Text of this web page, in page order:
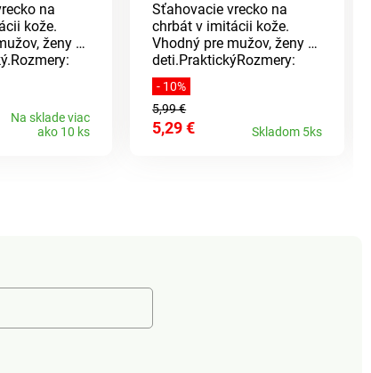
na
kože.
ženy aj
100%
Na sklade viac
ako 10 ks
Sťahovacie vrecko na
chrbát v imitácii kože.
Vhodný pre mužov, ženy aj
deti.PraktickýRozmery:
35x40cmMateriál: 100%
polyuretán
- 10%
5,99 €
5,29 € Skladom 5ks